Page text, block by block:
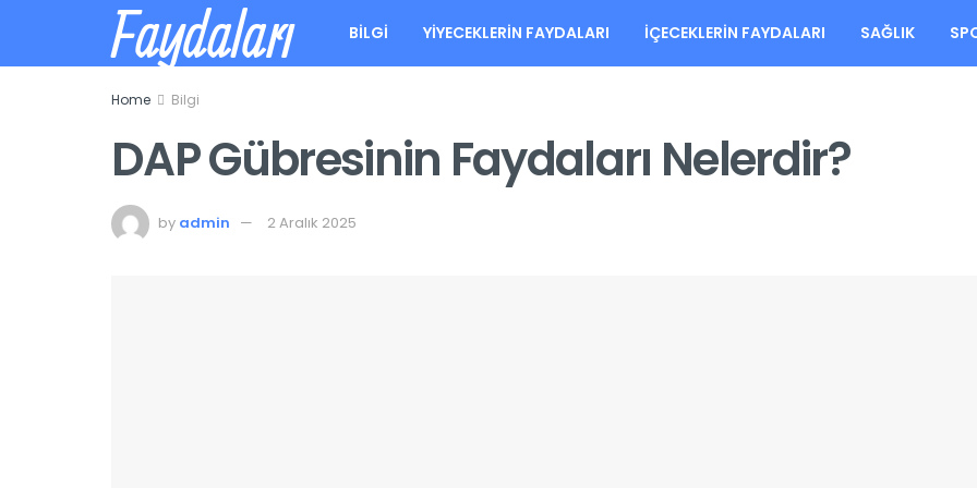
Faydaları BILGI YIYECEKLERIN FAYDALARI İÇECEKLERIN FAYDALARI SAĞLIK
Home Bilgi
DAP Gübresinin Faydaları Nelerdir?
by admin 2 Aralık 2025